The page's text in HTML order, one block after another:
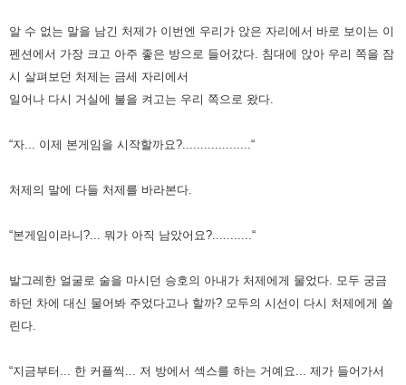
알 수 없는 말을 남긴 처제가 이번엔 우리가 앉은 자리에서 바로 보이는 이
펜션에서 가장 크고 아주 좋은 방으로 들어갔다. 침대에 앉아 우리 쪽을 잠
시 살펴보던 처제는 금세 자리에서
일어나 다시 거실에 불을 켜고는 우리 쪽으로 왔다.
“자... 이제 본게임을 시작할까요?...................“
처제의 말에 다들 처제를 바라본다.
“본게임이라니?... 뭐가 아직 남았어요?...........“
발그레한 얼굴로 술을 마시던 승호의 아내가 처제에게 물었다.
모두 궁금
하던 차에 대신 물어봐 주었다고나 할까? 모두의 시선이 다시 처제에게 쏠
린다.
“지금부터... 한 커플씩... 저 방에서 섹스를 하는 거예요... 제가 들어가서